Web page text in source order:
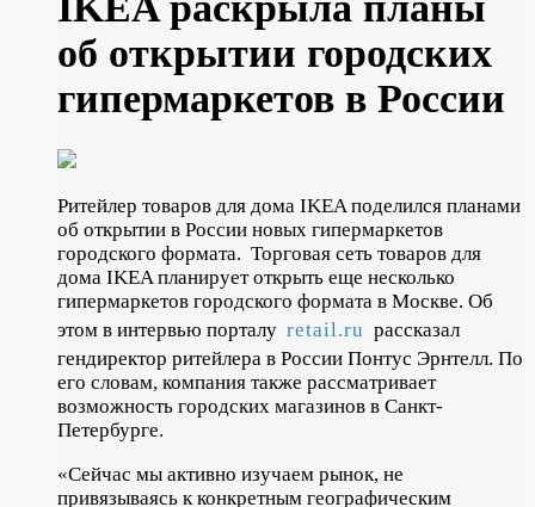
об открытии городских
гипермаркетов в России
Ритейлер товаров для дома IKEA поделился планами
об открытии в России новых гипермаркетов
городского формата. Торговая сеть товаров для
дома IKEA планирует открыть еще несколько
гипермаркетов городского формата в Москве. Об
этом в интервью порталу retail.ru рассказал
гендиректор ритейлера в России Понтус Эрнтелл. По
его словам, компания также рассматривает
возможность городских магазинов в Санкт-
Петербурге.
«Сейчас мы активно изучаем рынок, не
привязываясь к конкретным географическим